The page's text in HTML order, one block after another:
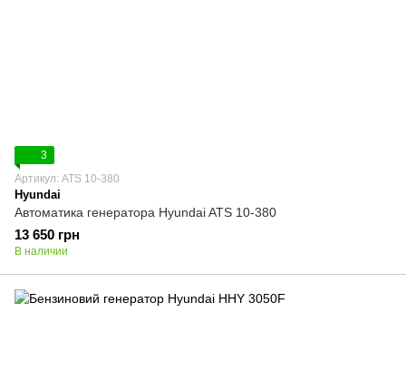
3
Артикул: ATS 10-380
Hyundai
Автоматика генератора Hyundai ATS 10-380
13 650 грн
В наличии